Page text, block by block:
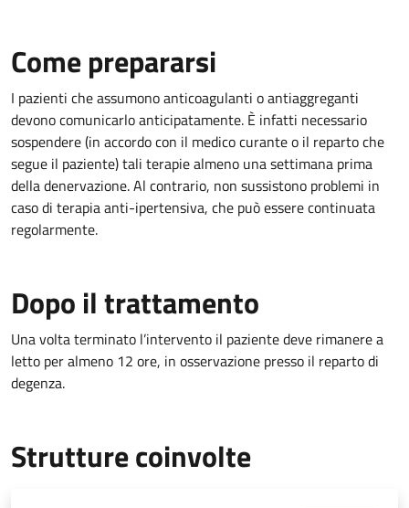
Come prepararsi
I pazienti che assumono anticoagulanti o antiaggreganti
devono comunicarlo anticipatamente. È infatti necessario
sospendere (in accordo con il medico curante o il reparto che
segue il paziente) tali terapie almeno una settimana prima
della denervazione. Al contrario, non sussistono problemi in
caso di terapia anti-ipertensiva, che può essere continuata
regolarmente.
Dopo il trattamento
Una volta terminato l’intervento il paziente deve rimanere a
letto per almeno 12 ore, in osservazione presso il reparto di
degenza.
Strutture coinvolte